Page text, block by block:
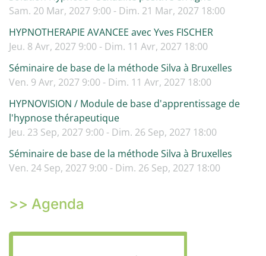
Sam. 20 Mar, 2027 9:00 - Dim. 21 Mar, 2027 18:00
HYPNOTHERAPIE AVANCEE avec Yves FISCHER
Jeu. 8 Avr, 2027 9:00 - Dim. 11 Avr, 2027 18:00
Séminaire de base de la méthode Silva à Bruxelles
Ven. 9 Avr, 2027 9:00 - Dim. 11 Avr, 2027 18:00
HYPNOVISION / Module de base d'apprentissage de
l'hypnose thérapeutique
Jeu. 23 Sep, 2027 9:00 - Dim. 26 Sep, 2027 18:00
Séminaire de base de la méthode Silva à Bruxelles
Ven. 24 Sep, 2027 9:00 - Dim. 26 Sep, 2027 18:00
>> Agenda